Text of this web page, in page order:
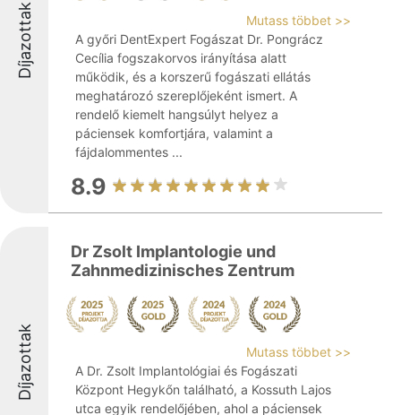
Díjazottak
Mutass többet >>
A győri DentExpert Fogászat Dr. Pongrácz
Cecília fogszakorvos irányítása alatt
működik, és a korszerű fogászati ellátás
meghatározó szereplőjeként ismert. A
rendelő kiemelt hangsúlyt helyez a
páciensek komfortjára, valamint a
fájdalommentes ...
8.9
Díjazottak
Dr Zsolt Implantologie und
Zahnmedizinisches Zentrum
Mutass többet >>
A Dr. Zsolt Implantológiai és Fogászati
Központ Hegykőn található, a Kossuth Lajos
utca egyik rendelőjében, ahol a páciensek